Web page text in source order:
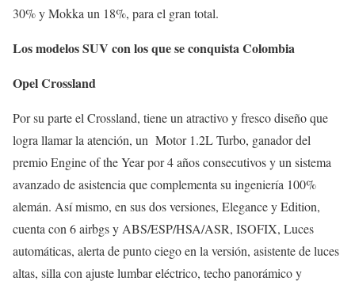
30% y Mokka un 18%, para el gran total.
Los modelos SUV con los que se conquista Colombia
Opel Crossland
Por su parte el Crossland, tiene un atractivo y fresco diseño que
logra llamar la atención, un Motor 1.2L Turbo, ganador del
premio Engine of the Year por 4 años consecutivos y un sistema
avanzado de asistencia que complementa su ingeniería 100%
alemán. Así mismo, en sus dos versiones, Elegance y Edition,
cuenta con 6 airbgs y ABS/ESP/HSA/ASR, ISOFIX, Luces
automáticas, alerta de punto ciego en la versión, asistente de luces
altas, silla con ajuste lumbar eléctrico, techo panorámico y